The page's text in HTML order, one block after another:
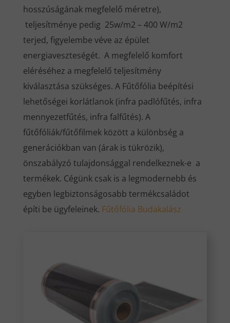
hosszúságának megfelelő méretre),
teljesítménye pedig 25w/m2 – 400 W/m2
terjed, figyelembe véve az épület
energiaveszteségét. A megfelelő komfort
eléréséhez a megfelelő teljesítmény
kiválasztása szükséges. A Fűtőfólia beépítési
lehetőségei korlátlanok (infra padlófűtés, infra
mennyezetfűtés, infra falfűtés). A
fűtőfóliák/fűtőfilmek között a különbség a
generációkban van (árak is tükrözik),
önszabályzó tulajdonsággal rendelkeznek-e a
termékek. Cégünk csak is a legmodernebb és
egyben legbiztonságosabb termékcsaládot
építi be ügyfeleinek. Fűtőfólia Budakalász